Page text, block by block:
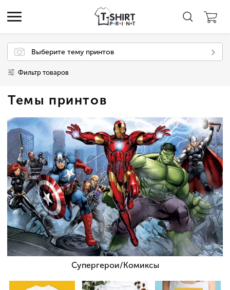
Выберите тему принтов
Фильтр товаров
Темы принтов
Супергерои/Комиксы